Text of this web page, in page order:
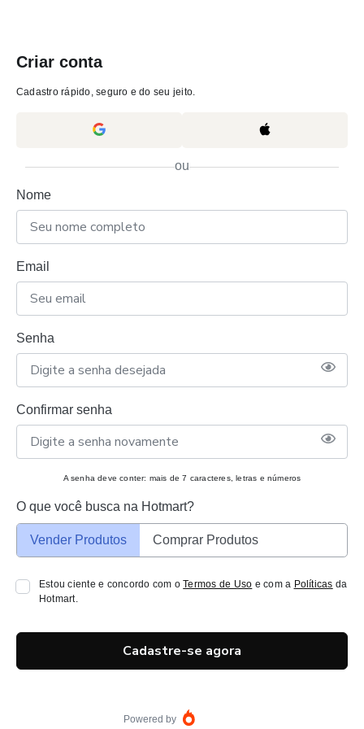
Criar conta
Cadastro rápido, seguro e do seu jeito.
ou
Nome
Email
Senha
Confirmar senha
A senha deve conter: mais de 7 caracteres, letras e números
O que você busca na Hotmart?
Vender Produtos Comprar Produtos
Estou ciente e concordo com oTermos de Uso e com a Políticas da
Hotmart.
Cadastre-se agora
Powered by